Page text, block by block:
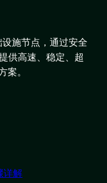
施节点，通过安全
供高速、稳定、超
案。
详解